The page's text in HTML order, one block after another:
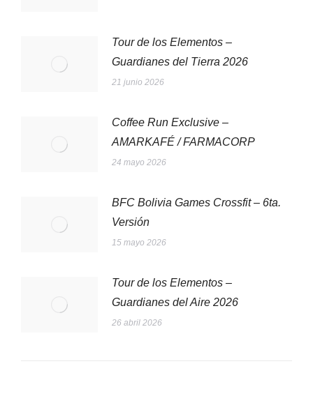
Tour de los Elementos –
Guardianes del Tierra 2026
21 junio 2026
Coffee Run Exclusive –
AMARKAFÉ / FARMACORP
24 mayo 2026
BFC Bolivia Games Crossfit – 6ta.
Versión
15 mayo 2026
Tour de los Elementos –
Guardianes del Aire 2026
26 abril 2026